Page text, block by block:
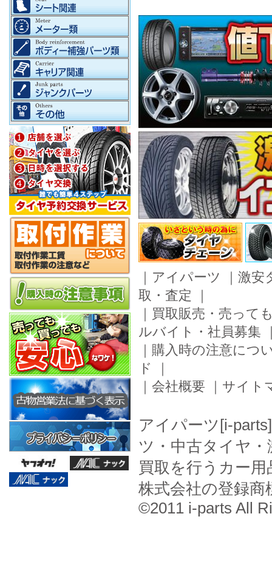
｜ アイパーツ ｜ 激安
取・査定 ｜
｜ 買取販売・売って
ルバイト・社員募集
｜ 購入時の注意につ
ド
｜
｜ 会社概要 ｜ サイト
アイパーツ[i-
ツ・中古タイヤ
買取を行うカー
株式会社の登録商
©2011 i-parts All